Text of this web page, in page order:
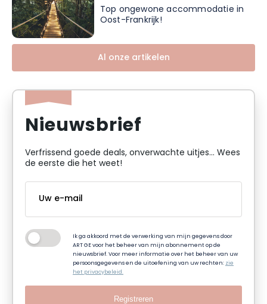
Top ongewone accommodatie in
Oost-Frankrijk!
Al onze artikelen
Nieuwsbrief
Verfrissend goede deals, onverwachte uitjes... Wees
de eerste die het weet!
Ik ga akkoord met de verwerking van mijn gegevens door
ART GE voor het beheer van mijn abonnement op de
nieuwsbrief. Voor meer informatie over het beheer van uw
persoonsgegevens en de uitoefening van uw rechten:zie
het privacybeleid.
Registreren